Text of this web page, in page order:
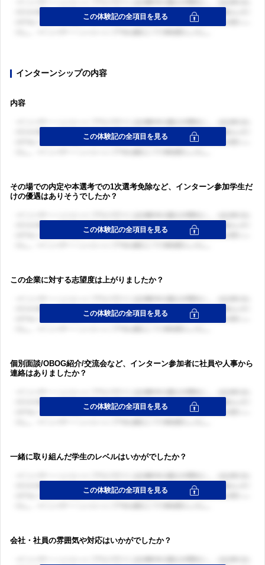
インターンシップの内容
内容
その場での内定や本選考での1次選考免除など、インターン参加学生だ
けの優遇はありそうでしたか？
この企業に対する志望度は上がりましたか？
個別面談/OBOG紹介/交流会など、インターン参加者に社員や人事から
連絡はありましたか？
一緒に取り組んだ学生のレベルはいかがでしたか？
会社・社員の雰囲気や対応はいかがでしたか？